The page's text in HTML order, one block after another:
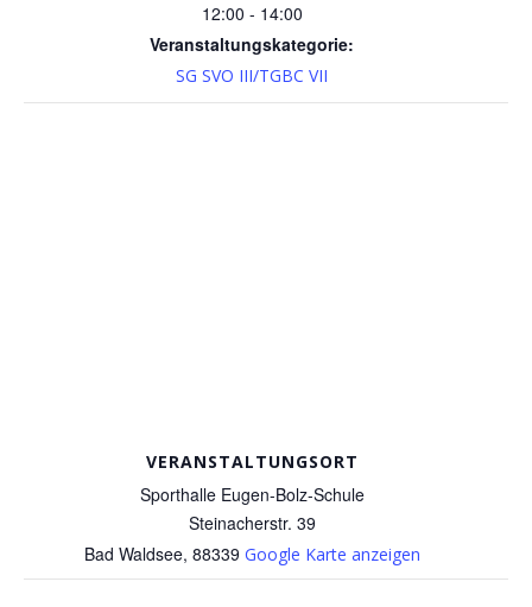
12:00 - 14:00
Veranstaltungskategorie:
SG SVO III/TGBC VII
VERANSTALTUNGSORT
Sporthalle Eugen-Bolz-Schule
Steinacherstr. 39
Bad Waldsee, 88339 Google Karte anzeigen